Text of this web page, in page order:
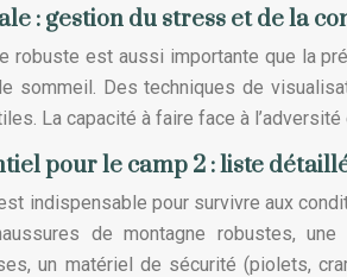
: gestion du stress et de la
robuste est aussi importante que la
sommeil. Des techniques de
La capacité à faire face à
pour le camp 2 : liste
indispensable pour survivre aux
de montagne robustes,
un matériel de sécurité (piolets,